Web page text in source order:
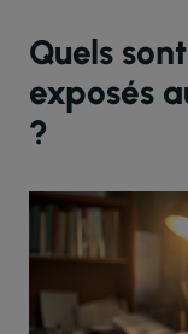
Quels
exposés
?